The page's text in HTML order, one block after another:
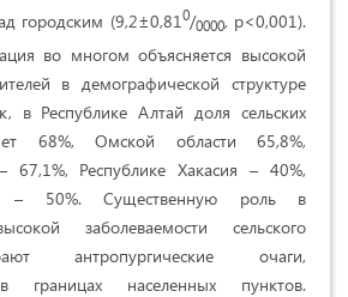
городским (9,2±0,810/0000, p<0,001).
во многом объясняется высокой
в демографической структуре
в Республике Алтай доля сельских
68%, Омской области 65,8%,
67,1%, Республике Хакасия – 40%,
– 50%. Существенную роль в
заболеваемости сельского
антропургические очаги,
границах населенных пунктов.